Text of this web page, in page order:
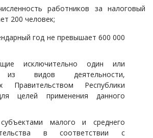
работников за налоговый
200 человек;
год не превышает 600 000
исключительно один или
из видов деятельности,
Правительством Республики
целей применения данного
малого и среднего
в соответствии с